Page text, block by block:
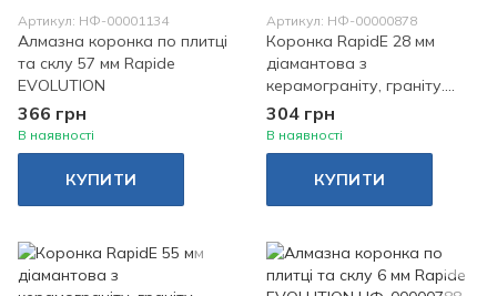
Артикул: НФ-00001134
Алмазна коронка по плитці
та склу 57 мм Rapide
EVOLUTION
366 грн
В наявності
КУПИТИ
Артикул: НФ-00000878
Коронка RapidE 28 мм
діамантова з
керамограніту, граніту.
монолітного бетону.
бетону, каменю RapidE
304 грн
В наявності
КУПИТИ